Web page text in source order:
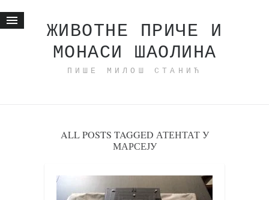
ЖИВОТНЕ ПРИЧЕ И
МОНАСИ ШАОЛИНА
ПИШЕ МИЛОШ СТАНИЋ
Животне приче
исхраном до здравља
моменти и места
бонус садржај
ALL POSTS TAGGED АТЕНТАТ У
МАРСЕЈУ